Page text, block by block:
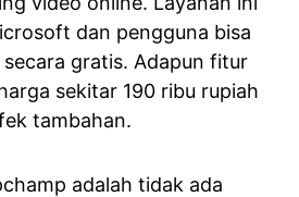
dan pengguna bisa
gratis. Adapun fitur
sekitar 190 ribu rupiah
tambahan.
adalah tidak ada